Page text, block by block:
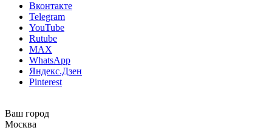
Вконтакте
Telegram
YouTube
Rutube
MAX
WhatsApp
Яндекс.Дзен
Pinterest
Ваш город
Москва